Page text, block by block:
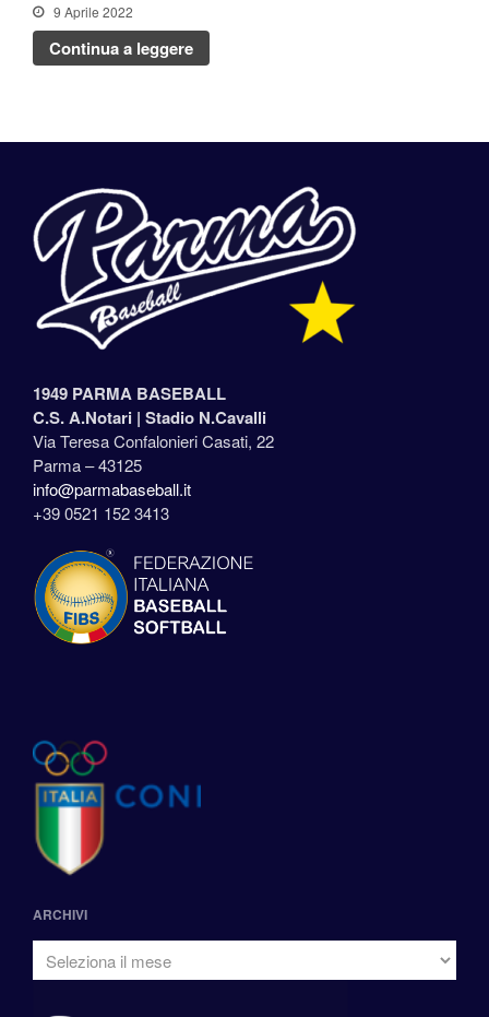
9 Aprile 2022
Continua a leggere
1949 PARMA BASEBALL
C.S. A.Notari | Stadio N.Cavalli
Via Teresa Confalonieri Casati, 22
Parma – 43125
info@parmabaseball.it
+39 0521 152 3413
ARCHIVI